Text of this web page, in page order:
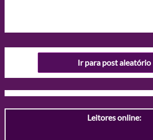
Ir para post aleatório
Leitores online: